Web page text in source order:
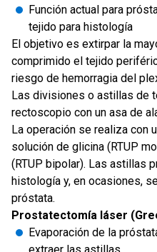
Función actual para
tejido para histología
El objetivo es extirpar la
comprimido el tejido
riesgo de hemorragia del
Las divisiones o astillas de
rectoscopio con un asa de
La operación se realiza con
solución de glicina (RTUP
(RTUP bipolar). Las astillas
histología y, en ocasiones,
próstata.
Prostatectomía láser
Evaporación de la